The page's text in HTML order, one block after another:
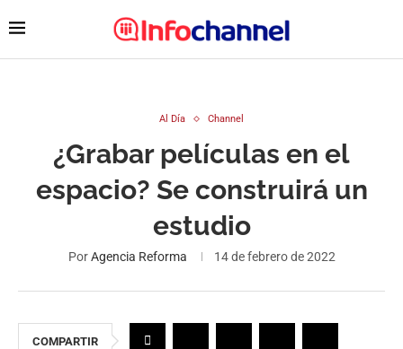
Al Día Channel
¿Grabar películas en el
espacio? Se construirá un
estudio
PorAgencia Reforma 14 de febrero de 2022
COMPARTIR